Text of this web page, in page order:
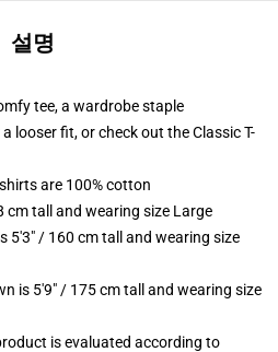
설명
tee, a wardrobe staple
looser fit, or check out the Classic T-
are 100% cotton
cm tall and wearing size Large
5'3" / 160 cm tall and wearing size
is 5'9" / 175 cm tall and wearing size
is evaluated according to